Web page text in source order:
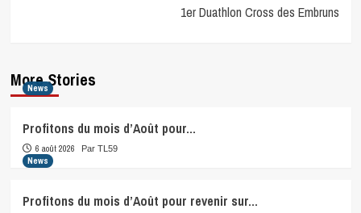
1er Duathlon Cross des Embruns
More Stories
News
Profitons du mois d’Août pour…
6 août 2026 Par TL59
News
Profitons du mois d’Août pour revenir sur…